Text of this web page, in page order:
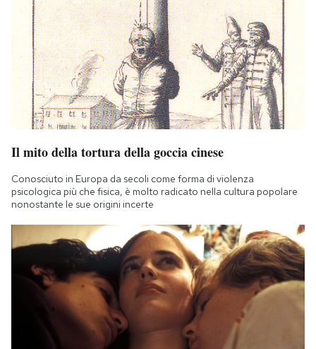
Il mito della tortura della goccia cinese
Conosciuto in Europa da secoli come forma di violenza
psicologica più che fisica, è molto radicato nella cultura popolare
nonostante le sue origini incerte